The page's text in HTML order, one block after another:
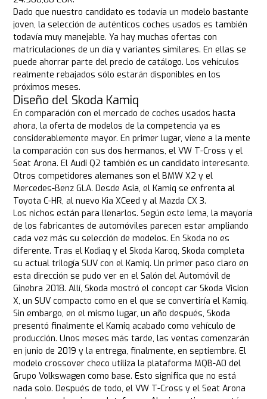
Dado que nuestro candidato es todavía un modelo bastante
joven, la selección de auténticos coches usados es también
todavía muy manejable. Ya hay muchas ofertas con
matriculaciones de un día y variantes similares. En ellas se
puede ahorrar parte del precio de catálogo. Los vehículos
realmente rebajados sólo estarán disponibles en los
próximos meses.
Diseño del Skoda Kamiq
En comparación con el mercado de coches usados hasta
ahora, la oferta de modelos de la competencia ya es
considerablemente mayor. En primer lugar, viene a la mente
la comparación con sus dos hermanos, el VW T-Cross y el
Seat Arona. El Audi Q2 también es un candidato interesante.
Otros competidores alemanes son el BMW X2 y el
Mercedes-Benz GLA. Desde Asia, el Kamiq se enfrenta al
Toyota C-HR, al nuevo Kia XCeed y al Mazda CX 3.
Los nichos están para llenarlos. Según este lema, la mayoría
de los fabricantes de automóviles parecen estar ampliando
cada vez más su selección de modelos. En Skoda no es
diferente. Tras el Kodiaq y el Skoda Karoq, Skoda completa
su actual trilogía SUV con el Kamiq. Un primer paso claro en
esta dirección se pudo ver en el Salón del Automóvil de
Ginebra 2018. Allí, Skoda mostró el concept car Skoda Vision
X, un SUV compacto como en el que se convertiría el Kamiq.
Sin embargo, en el mismo lugar, un año después, Skoda
presentó finalmente el Kamiq acabado como vehículo de
producción. Unos meses más tarde, las ventas comenzarán
en junio de 2019 y la entrega, finalmente, en septiembre. El
modelo crossover checo utiliza la plataforma MQB-A0 del
Grupo Volkswagen como base. Esto significa que no está
nada solo. Después de todo, el VW T-Cross y el Seat Arona